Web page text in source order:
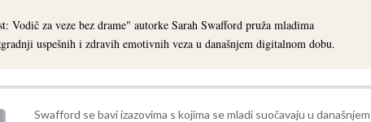
Vodič za veze bez drame" autorke Sarah Swafford pruža mladima
uspešnih i zdravih emotivnih veza u današnjem digitalnom dobu.
Swafford se bavi izazovima s kojima se mladi suočavaju u današnjem